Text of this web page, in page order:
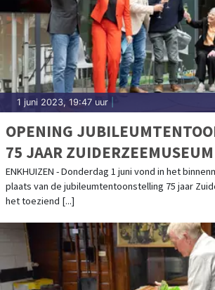
1 juni 2023, 19:47 uur
OPENING
75 JAAR ZUIDERZEEMUSEUM
ENKHUIZEN - Donderdag 1 juni vond in het
plaats van de jubileumtentoonstelling 75 jaar
het toeziend [...]